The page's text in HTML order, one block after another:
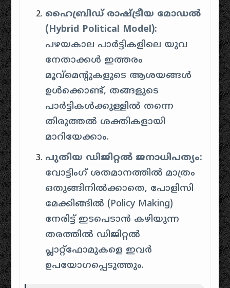
ഹൈബ്രിഡ് രാഷ്ട്രീയ മോഡൽ
(Hybrid Political Model):
പഴയകാല പാർട്ടികളിലെ യുവ
നേതാക്കൾ ഇത്തരം
മൂവ്മെന്റുകളുടെ ആശയങ്ങൾ
ഉൾക്കൊണ്ട്, തങ്ങളുടെ
പാർട്ടികൾക്കുള്ളിൽ തന്നെ
തിരുത്തൽ ശക്തികളായി
മാറിയേക്കാം.
പുതിയ ഡിജിറ്റൽ ജനാധിപത്യം:
വോട്ടിംഗ് ശതമാനത്തിൽ മാത്രം
ഒതുങ്ങിനിൽക്കാതെ, പോളിസി
മേക്കിങ്ങിൽ (Policy Making)
നേരിട്ട് ഇടപെടാൻ കഴിയുന്ന
തരത്തിൽ ഡിജിറ്റൽ
പ്ലാറ്റ്‌ഫോമുകളെ ഇവർ
ഉപയോഗപ്പെടുത്തും.